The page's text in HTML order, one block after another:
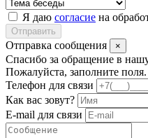
Я даю согласие на
Отправить
Отправка сообщения ×
Спасибо за обращение в
Пожалуйста, заполните поля.
Телефон для связи
Как вас зовут?
E-mail для связи